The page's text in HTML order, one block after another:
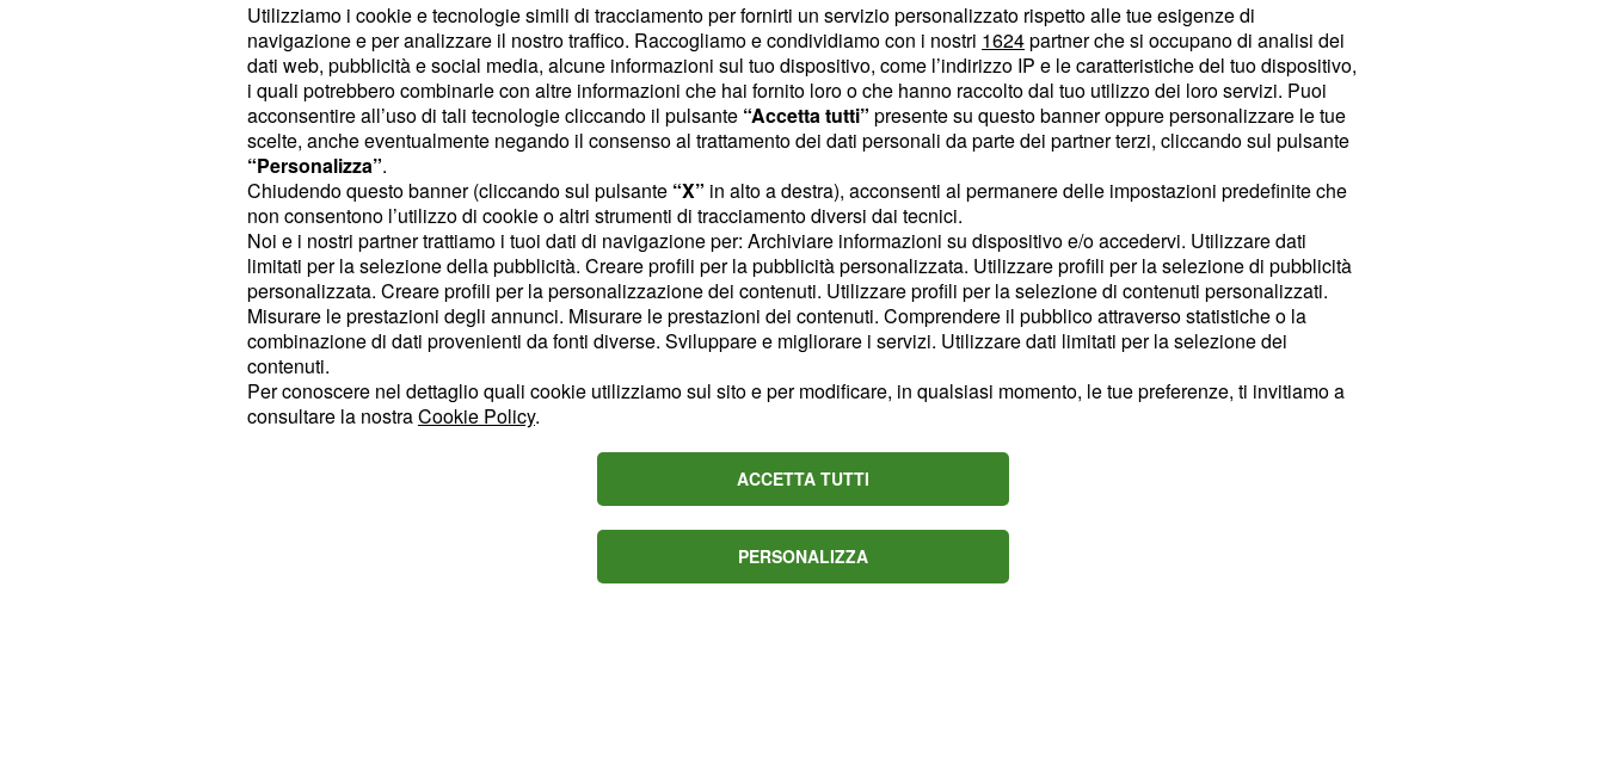
La trasformazione della Reggia, guidata da una
programmazione strategica di lungo periodo, si è
focalizzata su tutela del patrimonio, ricerca scientifica e
valorizzazione del museo quale istituzione contemporanea,
capace di dialogare con pubblici diversi e la comunità locale.
La sua visione"unitaria"ha considerato Palazzo, Parco,
Bosco, Acquedotto, Teatro, Piazza e nuovi luoghi della
cultura come un unico insieme organico.
Tra le priorità, lamanutenzioneha avuto un ruolo centrale,
a partire dal Parco Reale, destinatario di 25 milioni di euro di
fondi Pnrr. Restaurate le sale reali e riallestita la Collezione
Terrae Motus negli appartamenti reali. Aperta anche la Gran
Galleria, spazio espositivo di 1200 metri quadri per mostre
temporanee, come quella di Biasiucci inaugurata il 30
Utilizziamo i cookie e tecnologie simili di tracciamento per fornirti un servizio personalizzato rispetto alle tue esigenze di
navigazione e per analizzare il nostro traffico. Raccogliamo e condividiamo con i nostri 1624partner che si occupano di analisi dei
dati web, pubblicità e social media, alcune informazioni sul tuo dispositivo, come l’indirizzo IP e le caratteristiche del tuo dispositivo,
i quali potrebbero combinarle con altre informazioni che hai fornito loro o che hanno raccolto dal tuo utilizzo dei loro servizi. Puoi
acconsentire all’uso di tali tecnologie cliccando il pulsante “Accetta tutti” presente su questo banner oppure personalizzare le tue
scelte, anche eventualmente negando il consenso al trattamento dei dati personali da parte dei partner terzi, cliccando sul pulsante
“Personalizza”.
Chiudendo questo banner (cliccando sul pulsante “X” in alto a destra), acconsenti al permanere delle impostazioni predefinite che
non consentono l’utilizzo di cookie o altri strumenti di tracciamento diversi dai tecnici.
Noi e i nostri partner trattiamo i tuoi dati di navigazione per: Archiviare informazioni su dispositivo e/o accedervi. Utilizzare dati
limitati per la selezione della pubblicità. Creare profili per la pubblicità personalizzata. Utilizzare profili per la selezione di pubblicità
personalizzata. Creare profili per la personalizzazione dei contenuti. Utilizzare profili per la selezione di contenuti personalizzati.
Misurare le prestazioni degli annunci. Misurare le prestazioni dei contenuti. Comprendere il pubblico attraverso statistiche o la
combinazione di dati provenienti da fonti diverse. Sviluppare e migliorare i servizi. Utilizzare dati limitati per la selezione dei
contenuti.
Per conoscere nel dettaglio quali cookie utilizziamo sul sito e per modificare, in qualsiasi momento, le tue preferenze, ti invitiamo a
consultare la nostraCookie Policy.
ACCETTA TUTTI
PERSONALIZZA